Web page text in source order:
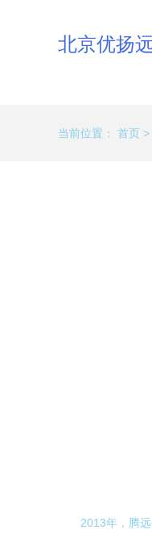
北京优扬
当前位置： 首页 >
2013年，腾